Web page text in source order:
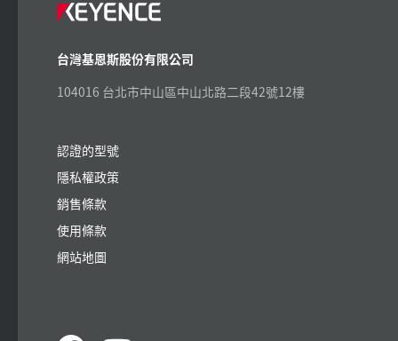
台灣基恩斯股份有限公司
104016 台北市中山區中山北路二段42號12樓
認證的型號
隱私權政策
銷售條款
使用條款
網站地圖